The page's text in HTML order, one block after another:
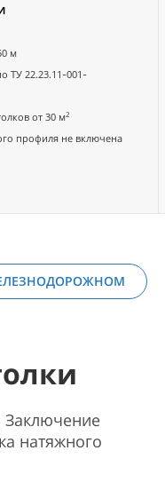
м
ТУ 22.23.11-001-
от 30 м2
профиля не включена
Заключение
натяжного